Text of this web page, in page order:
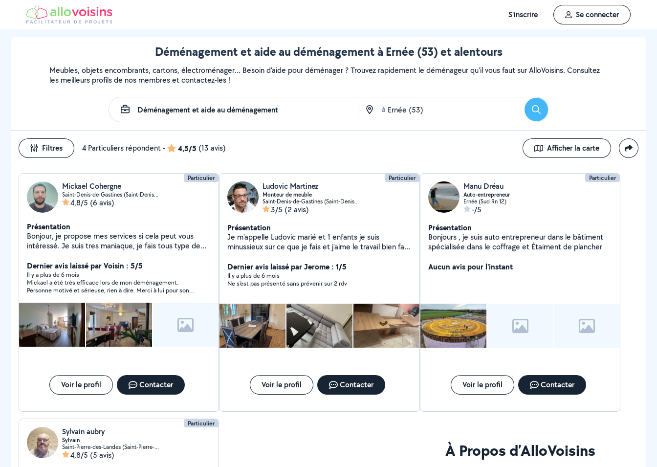
S'inscrire Se connecter
Déménagement et aide au déménagement à Ernée (53) et alentours
Meubles, objets encombrants, cartons, électroménager... Besoin d'aide pour déménager ? Trouvez rapidement le déménageur qu'il vous faut sur AlloVoisins. Consultez
les meilleurs profils de nos membres et contactez-les !
à Rechercher
Filtres 4 Particuliers répondent- 4,5/5 (13 avis) Afficher la carte
Particulier
Mickael Cohergne
Saint-Denis-de-Gastines (Saint-Denis-de-Gastines)
4,8/5 (6 avis)
Présentation
Bonjour, je propose mes services si cela peut vous
intéressé. Je suis tres maniaque, je fais tous type de
plomberie, électricité, placo, carrelage, isolation,
peinture au pistolet, terrassement je dispose d une
mini-pelle ainsi que d un dumper et d une tres gd
remorque 3.5t dimension 1.9m x 4m int qui benne, je
dispose d une bétonnière, sableuse, ect... Je fait
également de la carrosserie peinture sur voiture moto
poids lourd, neuf ou de collection c est mon metier. N
hesitez pas a me contacter sur Facebook ou
Messenger je dispose de bcp de matériel. Merci.
Dernier avis laissé par Voisin : 5/5
Il y a plus de 6 mois
Mickael a été très efficace lors de mon déménagement.
Personne motivé et sérieuse, rien à dire. Merci à lui pour son
Voir le profil Contacter
Particulier
Ludovic Martinez
Monteur de meuble
Saint-Denis-de-Gastines (Saint-Denis-de-Gastines)
3/5 (2 avis)
Présentation
Je m'appelle Ludovic marié et 1 enfants je suis
minussieux sur ce que je fais et j'aime le travail bien fais
confora Laval
Dernier avis laissé par Jerome : 1/5
Il y a plus de 6 mois
Ne s'est pas présenté sans prévenir sur 2 rdv
Voir le profil Contacter
Particulier
Manu Dréau
Auto-entrepreneur
Ernée (Sud Rn 12)
-/5
Présentation
Bonjours , je suis auto entrepreneur dans le bâtiment
spécialisée dans le coffrage et Étaiment de plancher
Aucun avis pour l'instant
Voir le profil Contacter
Particulier
Sylvain aubry
Sylvain
Saint-Pierre-des-Landes (Saint-Pierre-des-Landes)
4,8/5 (5 avis) À Propos d’AlloVoisins